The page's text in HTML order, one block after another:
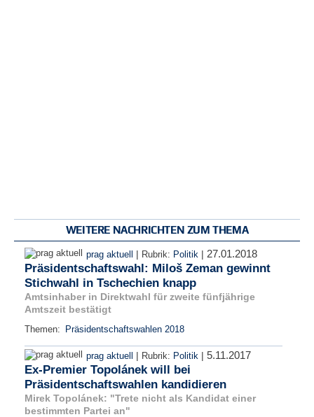
WEITERE NACHRICHTEN ZUM THEMA
prag aktuell | Rubrik: Politik | 27.01.2018
Präsidentschaftswahl: Miloš Zeman gewinnt
Stichwahl in Tschechien knapp
Amtsinhaber in Direktwahl für zweite fünfjährige
Amtszeit bestätigt
Themen: Präsidentschaftswahlen 2018
prag aktuell | Rubrik: Politik | 5.11.2017
Ex-Premier Topolánek will bei
Präsidentschaftswahlen kandidieren
Mirek Topolánek: "Trete nicht als Kandidat einer
bestimmten Partei an"